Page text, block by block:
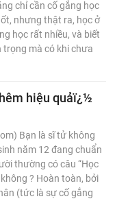
chỉ cần cố gắng học
nhưng thật ra, học ở
học rất nhiều, và biết
trọng mà có khi chưa
hiệu quảï¿½
Bạn là sĩ tử không
năm 12 đang chuẩn
thường có câu “Học
? Hoàn toàn, bởi
(tức là sự cố gắng